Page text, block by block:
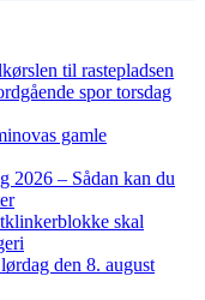
til rastepladsen
spor torsdag
gamle
– Sådan kan du
skal
den 8. august